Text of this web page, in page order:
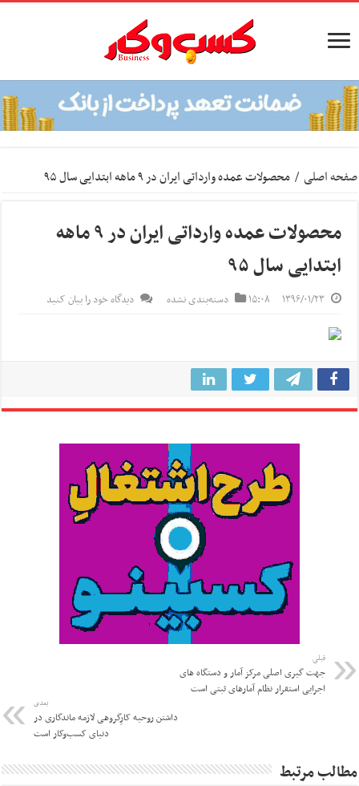
صفحه اصلی / محصولات عمده وارداتی ایران در ۹ ماهه ابتدایی سال ۹۵
محصولات عمده وارداتی ایران در ۹ ماهه
ابتدایی سال ۹۵
۱۳۹۶/۰۱/۲۳ ۱۵:۰۸ دسته‌بندی نشده دیدگاه خود را بیان کنید
قبلی
جهت گیری اصلی مرکز آمار و دستگاه های
اجرایی استقرار نظام آمارهای ثبتی است
بعدی
داشتن روحیه کارِگروهی لازمه ماندگاری در
دنیای کسب‌وکار است
مطالب مرتبط